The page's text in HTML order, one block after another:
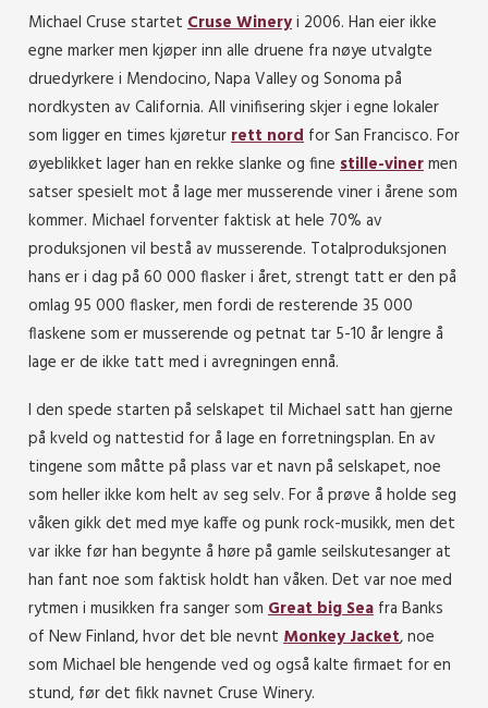
Michael Cruse startet Cruse Wineryi 2006. Han eier ikke
egne marker men kjøper inn alle druene fra nøye utvalgte
druedyrkere i Mendocino, Napa Valley og Sonoma på
nordkysten av California. All vinifisering skjer i egne lokaler
som ligger en times kjøreturrett nord for San Francisco. For
øyeblikket lager han en rekke slanke og fine stille-vinermen
satser spesielt mot å lage mer musserende viner i årene som
kommer. Michael forventer faktisk at hele 70% av
produksjonen vil bestå av musserende. Totalproduksjonen
hans er i dag på 60 000 flasker i året, strengt tatt er den på
omlag 95 000 flasker, men fordi de resterende 35 000
flaskene som er musserende og petnat tar 5-10 år lengre å
lage er de ikke tatt med i avregningen ennå.
I den spede starten på selskapet til Michael satt han gjerne
på kveld og nattestid for å lage en forretningsplan. En av
tingene som måtte på plass var et navn på selskapet, noe
som heller ikke kom helt av seg selv. For å prøve å holde seg
våken gikk det med mye kaffe og punk rock-musikk, men det
var ikke før han begynte å høre på gamle seilskutesanger at
han fant noe som faktisk holdt han våken. Det var noe med
rytmen i musikken fra sanger som Great big Sea fra Banks
of New Finland, hvor det ble nevnt Monkey Jacket, noe
som Michael ble hengende ved og også kalte firmaet for en
stund, før det fikk navnet Cruse Winery.